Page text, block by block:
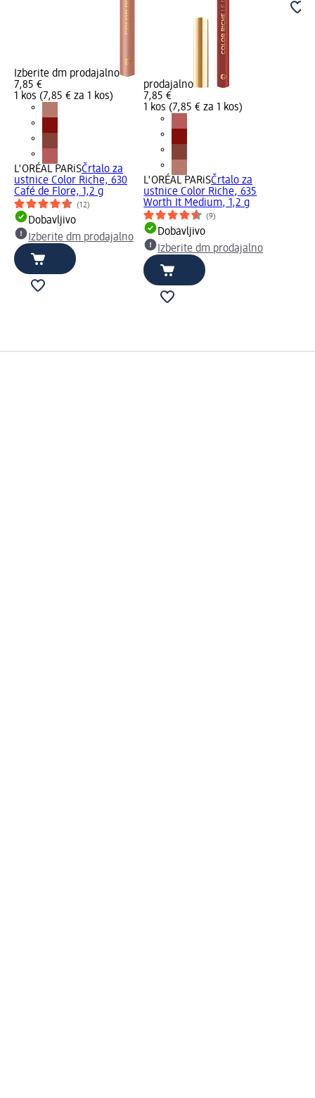
Izberite dm prodajalno
7,85 €
1 kos (7,85 € za 1 kos)
L'ORÉAL PARiSČrtalo za
ustnice Color Riche, 630
Café de Flore, 1,2 g
(12)
Dobavljivo
Izberite dm prodajalno
prodajalno
7,85 €
1 kos (7,85 € za 1 kos)
L'ORÉAL PARiSČrtalo za
ustnice Color Riche, 635
Worth It Medium, 1,2 g
(9)
Dobavljivo
Izberite dm prodajalno